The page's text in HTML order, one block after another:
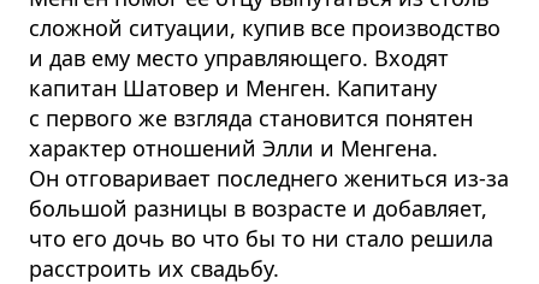
сложной ситуации, купив все производство
и дав ему место управляющего. Входят
капитан Шатовер и Менген. Капитану
с первого же взгляда становится понятен
характер отношений Элли и Менгена.
Он отговаривает последнего жениться из-за
большой разницы в возрасте и добавляет,
что его дочь во что бы то ни стало решила
расстроить их свадьбу.